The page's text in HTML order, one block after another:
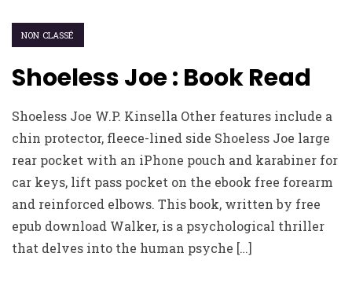
NON CLASSÉ
Shoeless Joe : Book Read
Shoeless Joe W.P. Kinsella Other features include a
chin protector, fleece-lined side Shoeless Joe large
rear pocket with an iPhone pouch and karabiner for
car keys, lift pass pocket on the ebook free forearm
and reinforced elbows. This book, written by free
epub download Walker, is a psychological thriller
that delves into the human psyche […]